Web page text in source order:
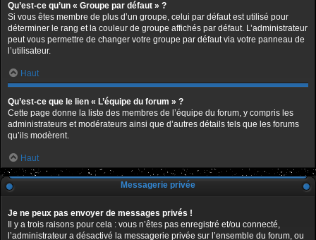
Qu’est-ce qu’un « Groupe par défaut » ?
Si vous êtes membre de plus d’un groupe, celui par défaut est utilisé pour
déterminer le rang et la couleur de groupe affichés par défaut. L’administrateur
peut vous permettre de changer votre groupe par défaut via votre panneau de
l’utilisateur.
Haut
Qu’est-ce que le lien « L’équipe du forum » ?
Cette page donne la liste des membres de l’équipe du forum, y compris les
administrateurs et modérateurs ainsi que d’autres détails tels que les forums
qu’ils modèrent.
Haut
Messagerie privée
Je ne peux pas envoyer de messages privés !
Il y a trois raisons pour cela : vous n’êtes pas enregistré et/ou connecté,
l’administrateur a désactivé la messagerie privée sur l’ensemble du forum, ou